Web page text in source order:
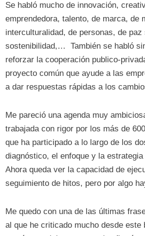
Se habló mucho de innovación,
emprendedora, talento, de marca, de
interculturalidad, de personas, de paz
sostenibilidad,… También se habló
reforzar la cooperación publico-
proyecto común que ayude a las
a dar respuestas rápidas a los
Me pareció una agenda muy
trabajada con rigor por los más de
que ha participado a lo largo de los
diagnóstico, el enfoque y la
Ahora queda ver la capacidad de
seguimiento de hitos, pero por algo
Me quedo con una de las últimas
al que he criticado mucho desde este